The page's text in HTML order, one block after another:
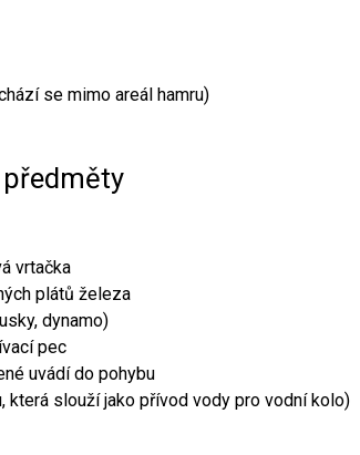
se mimo areál hamru)
vrtačka
plátů železa
dynamo)
pec
uvádí do pohybu
která slouží jako přívod vody pro vodní kolo)